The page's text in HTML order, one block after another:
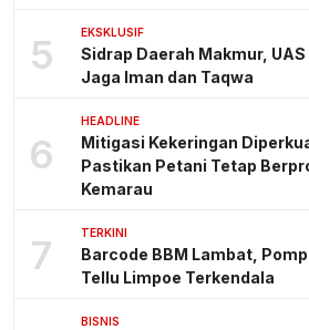
5 EKSKLUSIF
Sidrap Daerah Makmur,
Jaga Iman dan Taqwa
6
HEADLINE
Mitigasi Kekeringan
Pastikan Petani Tetap
Kemarau
7 TERKINI
Barcode BBM Lambat,
Tellu Limpoe Terkendala
BISNIS